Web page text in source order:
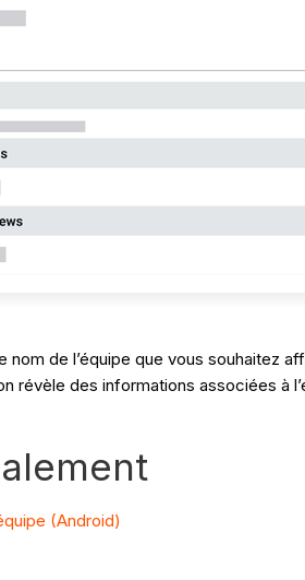
nom de l’équipe que vous souhaitez
révèle des informations associées à
(Android)